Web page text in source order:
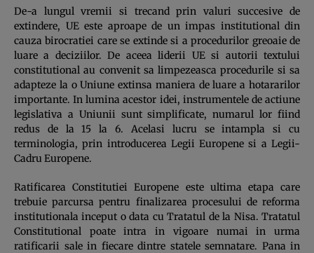
De-a lungul vremii si trecand prin valuri succesive de
extindere, UE este aproape de un impas institutional din
cauza birocratiei care se extinde si a procedurilor greoaie de
luare a deciziilor. De aceea liderii UE si autorii textului
constitutional au convenit sa limpezeasca procedurile si sa
adapteze la o Uniune extinsa maniera de luare a hotararilor
importante. In lumina acestor idei, instrumentele de actiune
legislativa a Uniunii sunt simplificate, numarul lor fiind
redus de la 15 la 6. Acelasi lucru se intampla si cu
terminologia, prin introducerea Legii Europene si a Legii-
Cadru Europene.
Ratificarea Constitutiei Europene este ultima etapa care
trebuie parcursa pentru finalizarea procesului de reforma
institutionala inceput o data cu Tratatul de la Nisa. Tratatul
Constitutional poate intra in vigoare numai in urma
ratificarii sale in fiecare dintre statele semnatare. Pana in